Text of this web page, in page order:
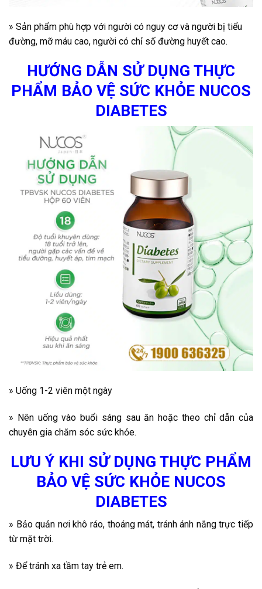
» Sản phẩm phù hợp với người có nguy cơ và người bị tiểu
đường, mỡ máu cao, người có chỉ số đường huyết cao.
HƯỚNG DẪN SỬ DỤNG THỰC
PHẨM BẢO VỆ SỨC KHỎE NUCOS
DIABETES
» Uống 1-2 viên một ngày
» Nên uống vào buổi sáng sau ăn hoặc theo chỉ dẫn của
chuyên gia chăm sóc sức khỏe.
LƯU Ý KHI SỬ DỤNG THỰC PHẨM
BẢO VỆ SỨC KHỎE NUCOS
DIABETES
» Bảo quản nơi khô ráo, thoáng mát, tránh ánh nắng trực tiếp
từ mặt trời.
» Để tránh xa tầm tay trẻ em.